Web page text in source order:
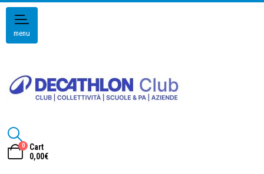
menu
0
Cart
0,00€